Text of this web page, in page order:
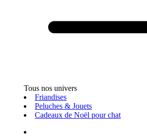
Tous nos univers
Friandises
Peluches & Jouets
Cadeaux de Noël pour chat